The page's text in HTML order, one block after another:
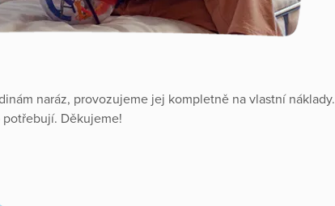
naráz, provozujeme jej kompletně na vlastní náklady.
Děkujeme!